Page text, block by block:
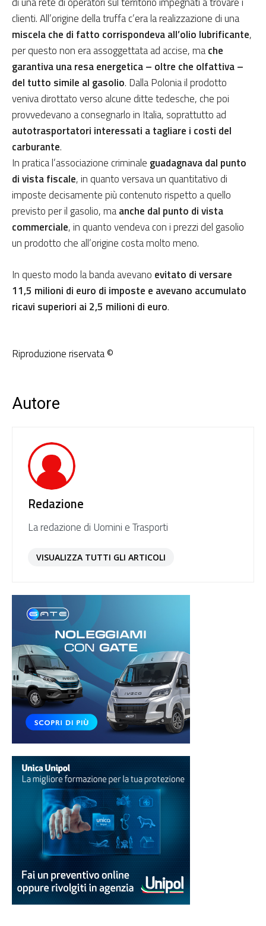
clienti. All’origine della truffa c’era la realizzazione di una
miscela che di fatto corrispondeva all’olio lubrificante,
per questo non era assoggettata ad accise, mache
garantiva una resa energetica – oltre che olfattiva –
del tutto simile al gasolio. Dalla Polonia il prodotto
veniva dirottato verso alcune ditte tedesche, che poi
provvedevano a consegnarlo in Italia, soprattutto ad
autotrasportatori interessati a tagliare i costi del
carburante.
In pratica l’associazione criminale guadagnava dal punto
di vista fiscale, in quanto versava un quantitativo di
imposte decisamente più contenuto rispetto a quello
previsto per il gasolio, maanche dal punto di vista
commerciale, in quanto vendeva con i prezzi del gasolio
un prodotto che all’origine costa molto meno.
In questo modo la banda avevano evitato di versare
11,5 milioni di euro di imposte e avevano accumulato
ricavi superiori ai 2,5 milioni di euro.
Riproduzione riservata ©
Autore
Redazione
La redazione di Uomini e Trasporti
VISUALIZZA TUTTI GLI ARTICOLI